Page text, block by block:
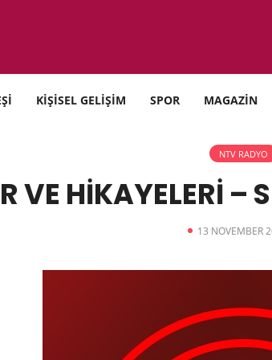
KİŞİSEL GELİŞİM SPOR MAGAZİN
NTV RADYO
VE HİKAYELERİ –
13 NOVEMBER